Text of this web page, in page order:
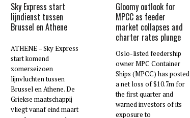
Sky Express start
lijndienst tussen
Brussel en Athene
ATHENE – Sky Express
start komend
zomerseizoen
lijnvluchten tussen
Brussel en Athene. De
Griekse maatschappij
vliegt vanaf eind maart
Gloomy outlook for
MPCC as feeder
market collapses and
charter rates plunge
Oslo-listed feedership
owner MPC Container
Ships (MPCC) has posted
a net loss of $10.7m for
the first quarter and
warned investors of its
exposure to